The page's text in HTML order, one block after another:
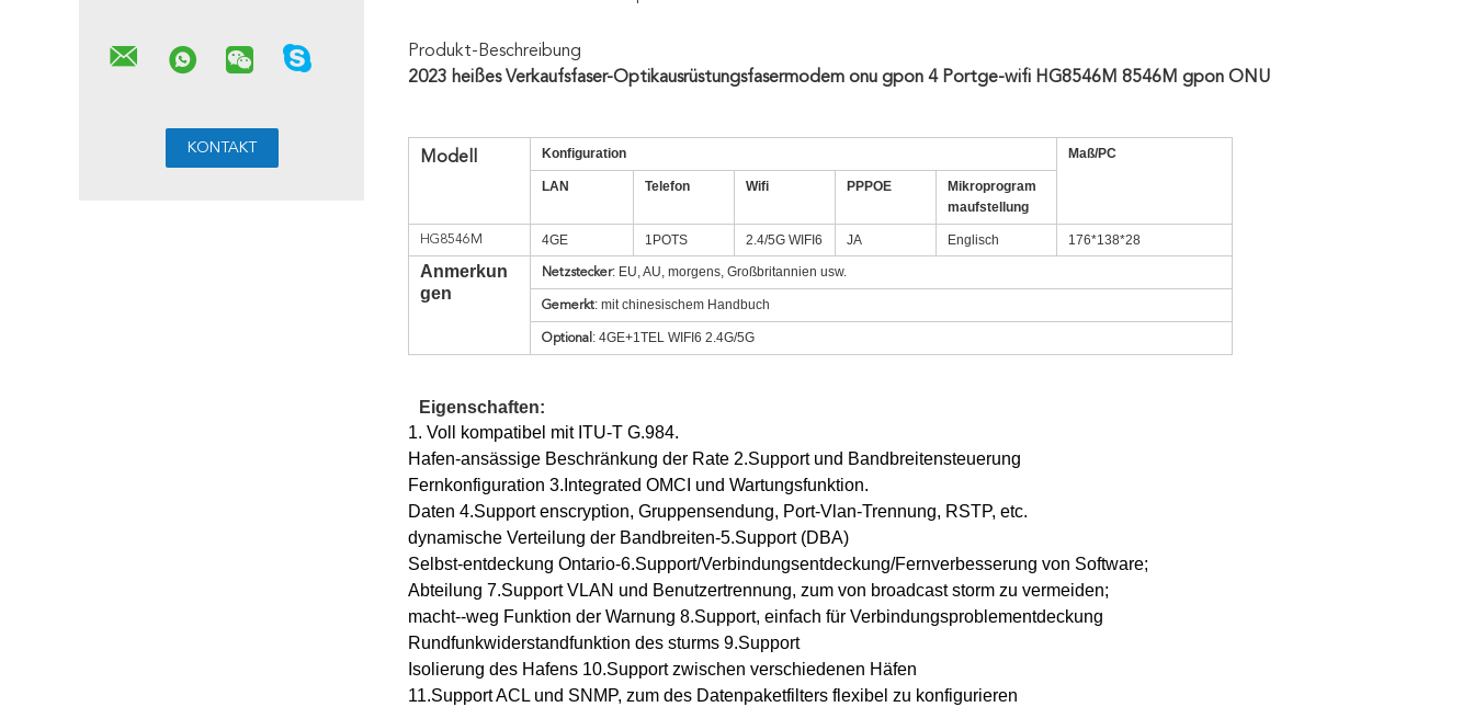
Produkt-Beschreibung
2023 heißes Verkaufsfaser-Optikausrüstungsfasermodem onu gpon 4 Portge-wifi HG8546M 8546M gpon ONU
Modell Konfiguration Maß/PC
LAN Telefon Wifi PPPOE
Mikroprogram
maufstellung
HG8546M 4GE 1POTS 2.4/5G WIFI6 JA Englisch 176*138*28
Anmerkun
gen
Netzstecker: EU, AU, morgens, Großbritannien usw.
Gemerkt: mit chinesischem Handbuch
Optional : 4GE+1TEL WIFI6 2.4G/5G
Eigenschaften:
1. Voll kompatibel mit ITU-T G.984.
Hafen-ansässige Beschränkung der Rate 2.Support und Bandbreitensteuerung
Fernkonfiguration 3.Integrated OMCI und Wartungsfunktion.
Daten 4.Support enscryption, Gruppensendung, Port-Vlan-Trennung, RSTP, etc.
dynamische Verteilung der Bandbreiten-5.Support (DBA)
Selbst-entdeckung Ontario-6.Support/Verbindungsentdeckung/Fernverbesserung von Software;
Abteilung 7.Support VLAN und Benutzertrennung, zum von broadcast storm zu vermeiden;
macht--weg Funktion der Warnung 8.Support, einfach für Verbindungsproblementdeckung
Rundfunkwiderstandfunktion des sturms 9.Support
Isolierung des Hafens 10.Support zwischen verschiedenen Häfen
11.Support ACL und SNMP, zum des Datenpaketfilters flexibel zu konfigurieren